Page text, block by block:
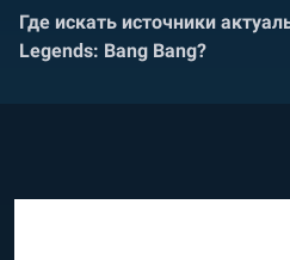
Где искать источники
Legends: Bang Bang?